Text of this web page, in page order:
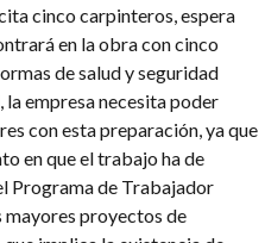
cinco carpinteros, espera
en la obra con cinco
de salud y seguridad
empresa necesita poder
con esta preparación, ya que
en que el trabajo ha de
Programa de Trabajador
mayores proyectos de